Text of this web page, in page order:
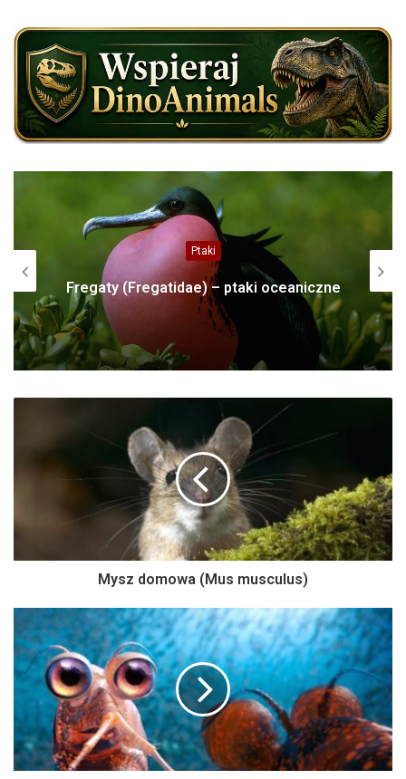
Ptaki
Fregaty (Fregatidae) – ptaki oceaniczne
Mysz domowa (Mus musculus)